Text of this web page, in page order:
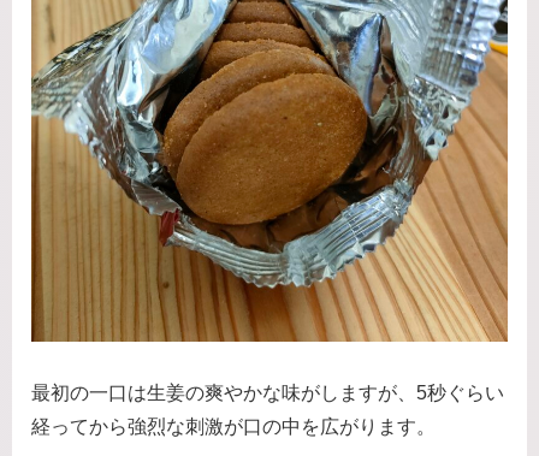
最初の一口は生姜の爽やかな味がしますが、5秒ぐらい
経ってから強烈な刺激が口の中を広がります。